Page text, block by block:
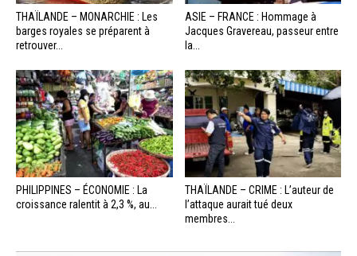
THAÏLANDE – MONARCHIE : Les
barges royales se préparent à
retrouver...
ASIE – FRANCE : Hommage à
Jacques Gravereau, passeur entre
la...
PHILIPPINES – ÉCONOMIE : La
croissance ralentit à 2,3 %, au...
THAÏLANDE – CRIME : L’auteur de
l’attaque aurait tué deux
membres...